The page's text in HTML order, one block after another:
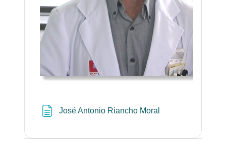
José Antonio Riancho Moral